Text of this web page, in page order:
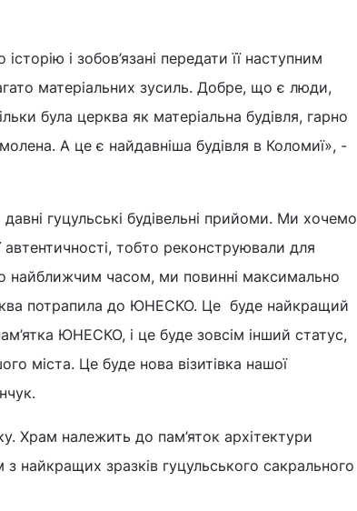
і зобов’язані передати її наступним
матеріальних зусиль. Добре, що є люди,
була церква як матеріальна будівля, гарно
А це є найдавніша будівля в Коломиї», -
гуцульські будівельні прийоми. Ми хочемо
тобто реконструювали для
найближчим часом, ми повинні максимально
потрапила до ЮНЕСКО. Це буде найкращий
ЮНЕСКО, і це буде зовсім інший статус,
міста. Це буде нова візитівка нашої
Храм належить до пам’яток архітектури
з найкращих зразків гуцульського сакрального